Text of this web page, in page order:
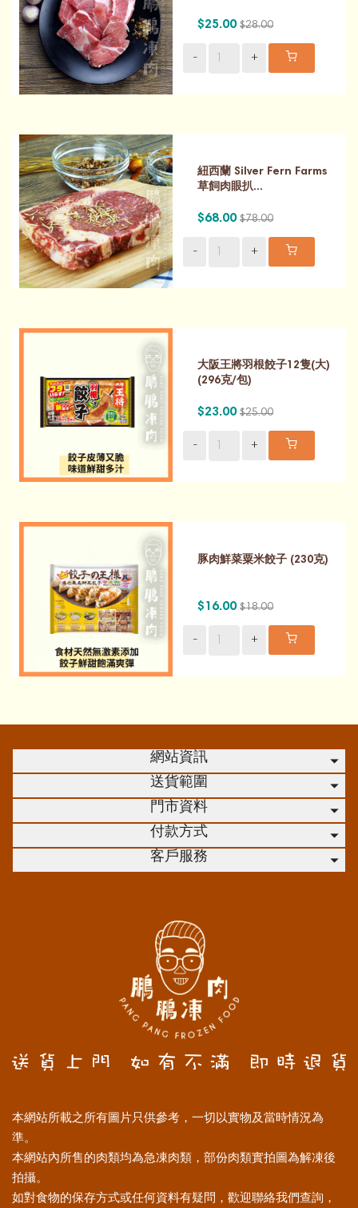
$25.00 $28.00
- +
紐西蘭 Silver Fern Farms
草飼肉眼扒...
$68.00 $78.00
- +
大阪王將羽根餃子12隻(大)
(296克/包)
$23.00 $25.00
- +
豚肉鮮菜粟米餃子 (230克)
$16.00 $18.00
- +
網站資訊
送貨範圍
門市資料
付款方式
客戶服務
本網站所載之所有圖片只供參考，一切以實物及當時情況為
準。
本網站內所售的肉類均為急凍肉類，部份肉類實拍圖為解凍後
拍攝。
如對食物的保存方式或任何資料有疑問，歡迎聯絡我們查詢，